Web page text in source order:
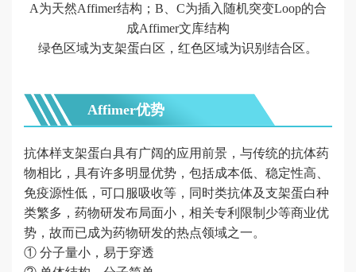
发
现
源纳
米抗
体
VHH
发现
分
子
优
A为天然Affimer结构；B、C为插入随机突变Loop的合
成Affimer文库结构
绿色区域为支架蛋白区，红色区域为识别结合区。
Affimer优势
抗体样支架蛋白具有广阔的应用前景，与传统的抗体药
物相比，具有许多明显优势，包括成本低、稳定性高、
免疫源性低，可口服吸收等，同时类抗体及支架蛋白种
类繁多，药物研发布局面小，相关专利限制少等商业优
势，故而已成为药物研发的热点领域之一。
① 分子量小，易于穿透